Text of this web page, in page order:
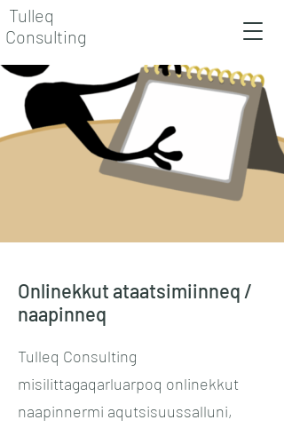
Tulleq
Consulting
Onlinekkut ataatsimiinneq /
naapinneq
Tulleq Consulting
misilittagaqarluarpoq onlinekkut
naapinnermi aqutsisuussalluni,